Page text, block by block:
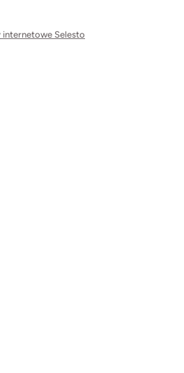
internetowe Selesto